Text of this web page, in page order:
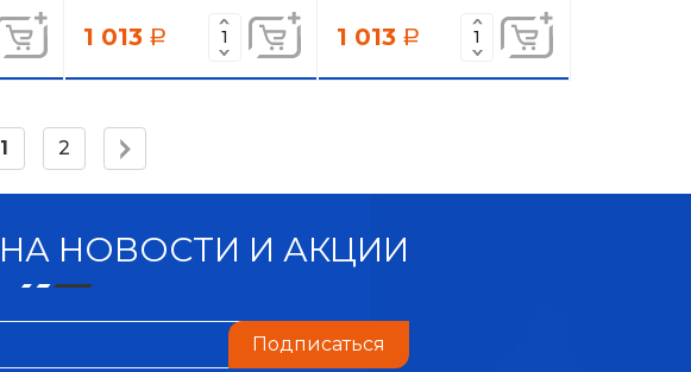
1 013 a 1 013 a
1 2
НА НОВОСТИ И АКЦИИ
Подписаться